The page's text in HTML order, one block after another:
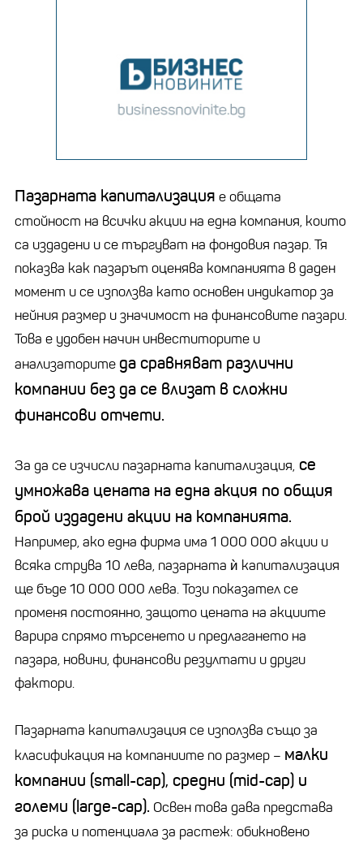
Пазарната капитализация е общата
стойност на всички акции на една компания, които
са издадени и се търгуват на фондовия пазар. Тя
показва как пазарът оценява компанията в даден
момент и се използва като основен индикатор за
нейния размер и значимост на финансовите пазари.
Това е удобен начин инвеститорите и
анализаторите да сравняват различни
компании без да се влизат в сложни
финансови отчети.
За да се изчисли пазарната капитализация, се
умножава цената на една акция по общия
брой издадени акции на компанията.
Например, ако една фирма има 1 000 000 акции и
всяка струва 10 лева, пазарната ѝ капитализация
ще бъде 10 000 000 лева. Този показател се
променя постоянно, защото цената на акциите
варира спрямо търсенето и предлагането на
пазара, новини, финансови резултати и други
фактори.
Пазарната капитализация се използва също за
класификация на компаниите по размер – малки
компании (small-cap), средни (mid-cap) и
големи (large-cap). Освен това дава представа
за риска и потенциала за растеж: обикновено